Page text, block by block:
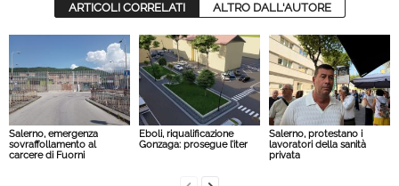
ARTICOLI CORRELATI ALTRO DALL'AUTORE
Salerno, emergenza
sovraffollamento al
carcere di Fuorni
Eboli, riqualificazione
Gonzaga: prosegue l’iter
Salerno, protestano i
lavoratori della sanità
privata